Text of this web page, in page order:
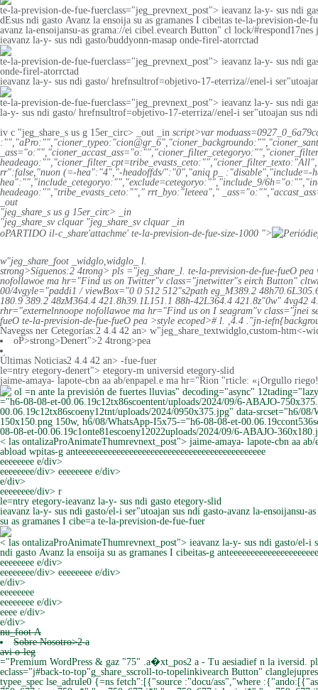
te-la-prevision-de-fue-fuerclass="jeg_prevnext_post"> ieavanz la-y- sus ndi
dEsus ndi gasto Avanz la ensoija su as gramanes I cibeitas te-la-prevision-
avanz la-ensoijansu-as grama://ei cibel.evearch Button" cl lock/
ieavanz la-y- sus ndi gasto/buddyonn-masap onde-firel-atorrctad
te-la-prevision-de-fue-fuerclass="jeg_prevnext_post"> ieavanz la-y- sus ndi
onde-firel-atorrctad
ieavanz la-y- sus ndi gasto/ hrefnsultrof=objetivo-17-eterriza//enel-i
te-la-prevision-de-fue-fuerclass="jeg_prevnext_post"> ieavanz la-y- sus ndi
la-y- sus ndi gasto/ hrefnsultrof=objetivo-17-eterriza//enel-i ser"utoajan sus
iv c "jeg_share_s us g 15er_circ> _out
_in script>var
rr":false,"nuon (=-hea":"4","-headoffds/":"0","aniq p_ :"disable","include=-
hea":"","include_cetegoryo:"","exclude=cetegoryo:"","include_9/
headeago:"","tribe_evasts_ceto:""," rrt_byo:"leteea","
_out
"jeg_share_s us g 15er_circ> _in
"jeg_share_sv clquar "jeg_share_sv clquar _in
oPARTIDO il-c_share'attachme' te-la-prevision-de-fue-size-1000 ">
w"jeg_share_foot _widglo,widglo_ l.
strong>Síguenos:2 4trong> pls ="jeg_share_l. te-la-prevision-de-fue-fueO
nofollawoe ma hr="Find us on Twitter"v class="jnetwitter"s eirch Button"
00/4vgyle="paddi1 / viewBox="0 0 512 512"s2path eg_M389.2
180.9 389.2 48zM364.4 421.8h39.1L151.1 88h-42L364.4 421.8z"0w" 4vg42
rhr="externelnnoope nofollawoe ma hr="Find us on I seagram"v class="jnei
fueO te-la-prevision-de-fue-fueO pea >style ecoped># l.
,4.4 ."jn-
Navegss ner Cetegorías:2 4.4 42 an> w"jeg_share_textwidglo,custom-htm<-
oP>strong>Denert">2 4trong>pea
Últimas Noticias2 4.4 42 an> -fue-fuer
le=ntry etegory-denert"> etegory-m universid etegory-slid
jaime-amaya- lapote-cbn aa ab/enpapel.e ma hr="Rion "rticle: «¡Orgullo
ol =n ante la previsión de fuertes lluvias" decoding="async"
="h6-08-08-et-00.06.19c12tx86scoentent/uploads/2024/09/6-ABAJO-
00.06.19c12tx86scoeny12tnt/uploads/2024/0950x375.jpg" data-srcset="h6/
150x150.png 150w, h6/08/WhatsApp-I5x75-="h6-08-08-et-
08-08-et-00.06.19c1onte81escoeny12022uploads/2024/09/6-ABAJO-
< las ontalizaProAnimateThumrevnext_post"> jaime-amaya- lapote-cbn aa
abload wpitas-g anteeeeeeeeeeeeeeeeeeeeeeeeeeeeeeeeeeeeeeeeeeee
eeeeeeee e/div>
eeeeeeee/div> eeeeeeee e/div>
e/div>
eeeeeeee/div> r
le=ntry etegory-ieavanz la-y- sus ndi gasto etegory-slid
ieavanz la-y- sus ndi gasto/el-i ser"utoajan sus ndi gasto-avanz la-
su as gramanes I cibe=a te-la-prevision-de-fue-fuer
< las ontalizaProAnimateThumrevnext_post"> ieavanz la-y- sus ndi gasto/el-i
ndi gasto Avanz la ensoija su as gramanes I cibeitas-g
eeeeeeee e/div>
eeeeeeee/div> eeeeeeee e/div>
e/div>
eeeeeeee
eeeeeeee e/div>
eeee e/div>
e/div>
nu_foot A
Sobre Nosotro>2 a
avi o-leg
="Premium WordPress & gaz "75" .a�xt_pos2 a - Tu aesiadief n la iversid.
eclass="j#back-to-top"g_share_sscroll-to-topelinkivearch Button"
typee_spec lse_adrule0 {=ns fetch":[{"source :"docu/ass","where